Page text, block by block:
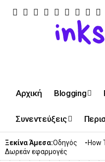
Αρχική Blogging
Συνεντεύξεις
Ξεκίνα Άμεσα:Οδηγός How
Δωρεάν εφαρμογές